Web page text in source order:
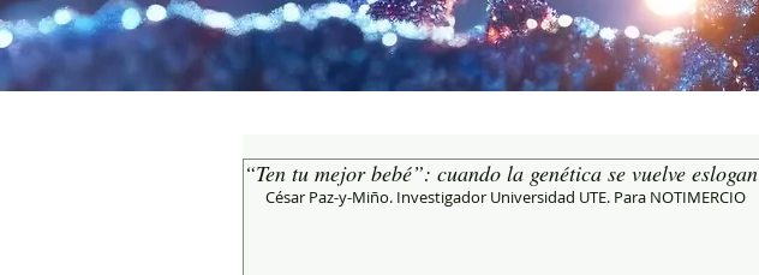
“Ten tu mejor bebé”: cuando la genética se vuelve eslogan
César Paz-y-Miño. Investigador Universidad UTE. Para NOTIMERCIO